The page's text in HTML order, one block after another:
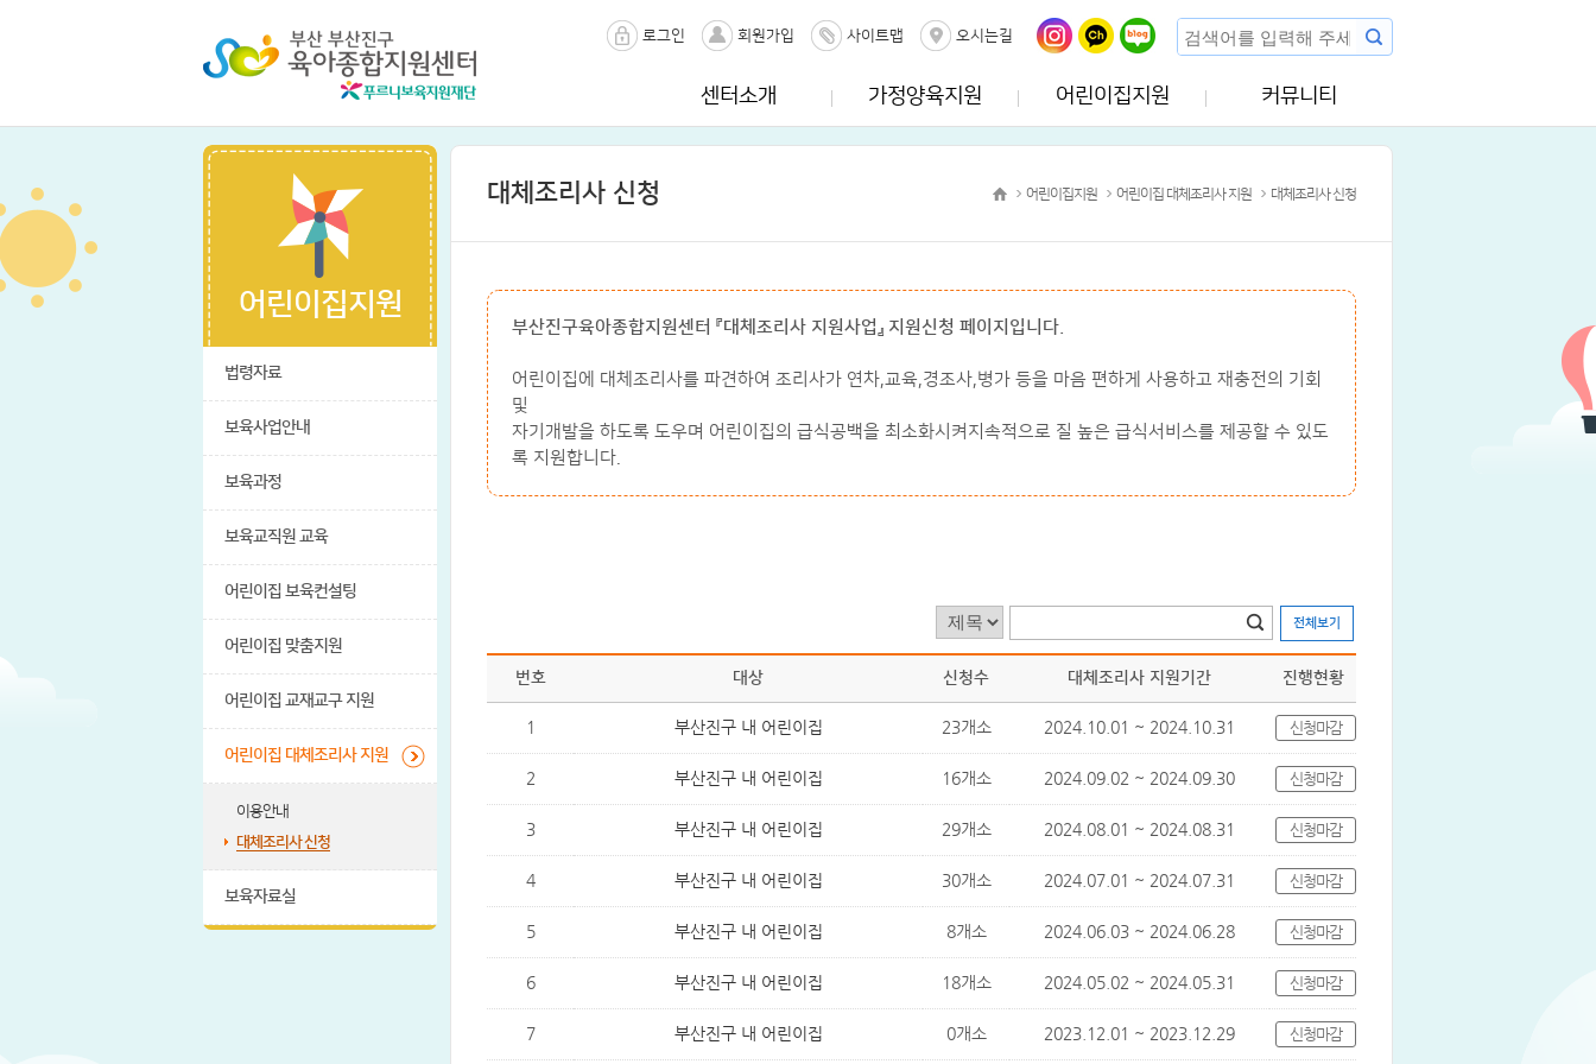
로그인 회원가입 사이트맵 오시는길
센터소개 가정양육지원 어린이집지원 커뮤니티
어린이집지원
법령자료
보육사업안내
보육과정
보육교직원 교육
어린이집 보육컨설팅
어린이집 맞춤지원
어린이집 교재교구 지원
어린이집 대체조리사 지원
이용안내
대체조리사 신청
보육자료실
대체조리사 신청 어린이집지원 어린이집 대체조리사 지원 대체조리사 신청
부산진구육아종합지원센터 『대체조리사 지원사업』 지원신청 페이지입니다.
어린이집에 대체조리사를 파견하여 조리사가 연차,교육,경조사,병가 등을 마음 편하게 사용하고 재충전의 기회
및
자기개발을 하도록 도우며 어린이집의 급식공백을 최소화시켜지속적으로 질 높은 급식서비스를 제공할 수 있도
록 지원합니다.
전체보기
번호 대상 신청수 대체조리사 지원기간 진행현황
1 부산진구 내 어린이집 23개소 2024.10.01 ~ 2024.10.31 신청마감
2 부산진구 내 어린이집 16개소 2024.09.02 ~ 2024.09.30 신청마감
3 부산진구 내 어린이집 29개소 2024.08.01 ~ 2024.08.31 신청마감
4 부산진구 내 어린이집 30개소 2024.07.01 ~ 2024.07.31 신청마감
5 부산진구 내 어린이집 8개소 2024.06.03 ~ 2024.06.28 신청마감
6 부산진구 내 어린이집 18개소 2024.05.02 ~ 2024.05.31 신청마감
7 부산진구 내 어린이집 0개소 2023.12.01 ~ 2023.12.29 신청마감